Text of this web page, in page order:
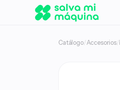
Catálogo/Accesorios/